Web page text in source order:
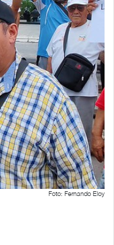
Foto: Fernando Eloy